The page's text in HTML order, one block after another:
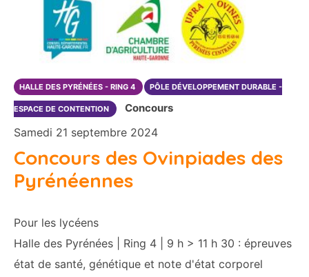
HALLE DES PYRÉNÉES - RING 4 PÔLE DÉVELOPPEMENT DURABLE -
ESPACE DE CONTENTION Concours
Samedi 21 septembre 2024
Concours des Ovinpiades des
Pyrénéennes
Pour les lycéens
Halle des Pyrénées | Ring 4 | 9 h > 11 h 30 : épreuves
état de santé, génétique et note d'état corporel